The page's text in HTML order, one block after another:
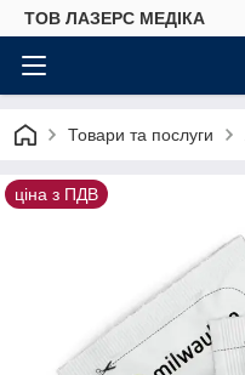
ТОВ ЛАЗЕРС МЕДІКА
Товари та послуги
ціна з ПДВ